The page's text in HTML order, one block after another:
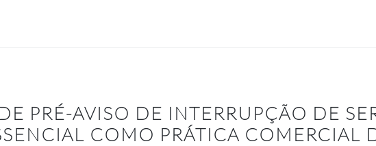
PRÉ-AVISO DE INTERRUPÇÃO DE
COMO PRÁTICA COMERCIAL